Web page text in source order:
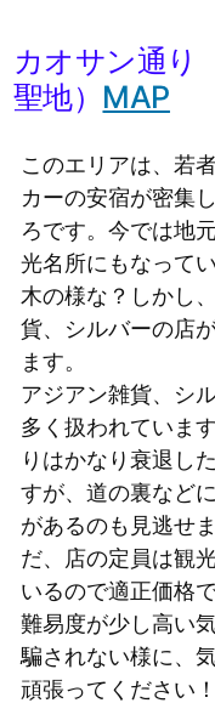
カオサン通り
聖地） MAP
このエリアは、若
カーの安宿が密集
ろです。今では地
光名所にもなって
木の様な？しかし
貨、シルバーの店
ます。
アジアン雑貨、シ
多く扱われていま
りはかなり衰退し
すが、道の裏など
があるのも見逃せ
だ、店の定員は観
いるので適正価格
難易度が少し高い
騙されない様に、
頑張ってください！